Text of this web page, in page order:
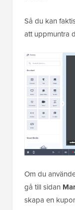
Så du kan
att uppmuntra
Om du
gå till sidan
skapa en